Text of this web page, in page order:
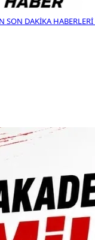
SON DAKIKA HABERLERI